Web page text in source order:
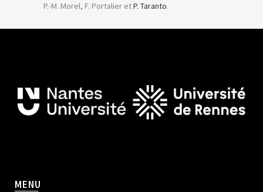
P.-M. Morel, F. Portalier etP. Taranto.
MENU